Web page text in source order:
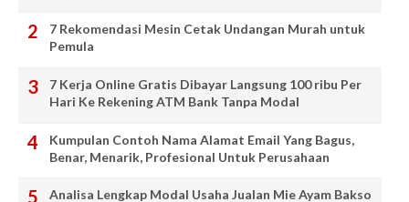
7 Rekomendasi Mesin Cetak Undangan Murah untuk
Pemula
7 Kerja Online Gratis Dibayar Langsung 100 ribu Per
Hari Ke Rekening ATM Bank Tanpa Modal
Kumpulan Contoh Nama Alamat Email Yang Bagus,
Benar, Menarik, Profesional Untuk Perusahaan
Analisa Lengkap Modal Usaha Jualan Mie Ayam Bakso